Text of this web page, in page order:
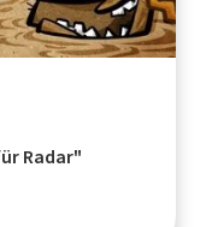
Radar"